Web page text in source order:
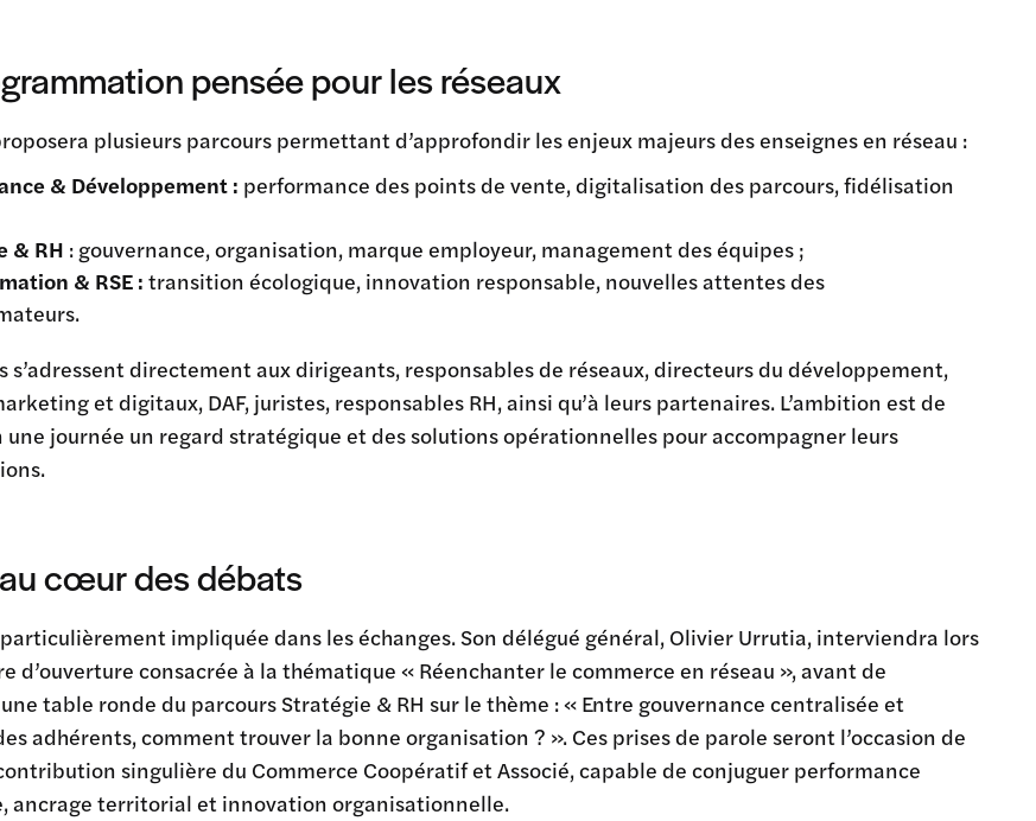
pensée pour les réseaux
plusieurs parcours permettant d’approfondir les enjeux majeurs des enseignes en réseau :
& Développement: performance des points de vente, digitalisation des parcours, fidélisation
& RH : gouvernance, organisation, marque employeur, management des équipes ;
& RSE: transition écologique, innovation responsable, nouvelles attentes des
s’adressent directement aux dirigeants, responsables de réseaux, directeurs du développement,
et digitaux, DAF, juristes, responsables RH, ainsi qu’à leurs partenaires. L’ambition est de
journée un regard stratégique et des solutions opérationnelles pour accompagner leurs
cœur des débats
particulièrement impliquée dans les échanges. Son délégué général, Olivier Urrutia, interviendra lors
d’ouverture consacrée à la thématique « Réenchanter le commerce en réseau », avant de
table ronde du parcours Stratégie & RH sur le thème : « Entre gouvernance centralisée et
adhérents, comment trouver la bonne organisation ? ». Ces prises de parole seront l’occasion de
singulière du Commerce Coopératif et Associé, capable de conjuguer performance
ancrage territorial et innovation organisationnelle.